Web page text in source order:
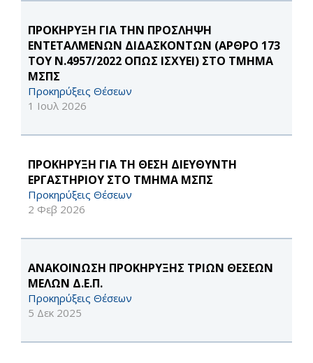
ΠΡΟΚΗΡΥΞΗ ΓΙΑ ΤΗΝ ΠΡΟΣΛΗΨΗ
ΕΝΤΕΤΑΛΜΕΝΩΝ ΔΙΔΑΣΚΟΝΤΩΝ (ΑΡΘΡΟ 173
ΤΟΥ Ν.4957/2022 ΟΠΩΣ ΙΣΧΥΕΙ) ΣΤΟ ΤΜΗΜΑ
ΜΣΠΣ
Προκηρύξεις Θέσεων
1 Ιουλ 2026
ΠΡΟΚΗΡΥΞΗ ΓΙΑ ΤΗ ΘΕΣΗ ΔΙΕΥΘΥΝΤΗ
ΕΡΓΑΣΤΗΡΙΟΥ ΣΤΟ ΤΜΗΜΑ ΜΣΠΣ
Προκηρύξεις Θέσεων
2 Φεβ 2026
ΑΝΑΚΟΙΝΩΣΗ ΠΡΟΚΗΡΥΞΗΣ ΤΡΙΩΝ ΘΕΣΕΩΝ
ΜΕΛΩΝ Δ.Ε.Π.
Προκηρύξεις Θέσεων
5 Δεκ 2025